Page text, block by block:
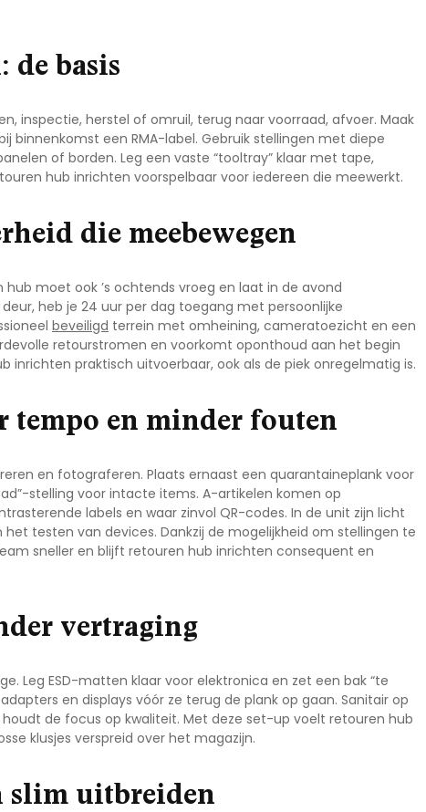
basis
inspectie, herstel of omruil, terug naar voorraad, afvoer. Maak
binnenkomst een RMA-label. Gebruik stellingen met diepe
of borden. Leg een vaste “tooltray” klaar met tape,
hub inrichten voorspelbaar voor iedereen die meewerkt.
die meebewegen
moet ook ’s ochtends vroeg en laat in de avond
heb je 24 uur per dag toegang met persoonlijke
beveiligd terrein met omheining, cameratoezicht en een
retourstromen en voorkomt oponthoud aan het begin
inrichten praktisch uitvoerbaar, ook als de piek onregelmatig is.
tempo en minder fouten
en fotograferen. Plaats ernaast een quarantaineplank voor
stelling voor intacte items. A-artikelen komen op
labels en waar zinvol QR-codes. In de unit zijn licht
testen van devices. Dankzij de mogelijkheid om stellingen te
sneller en blijft retouren hub inrichten consequent en
vertraging
Leg ESD-matten klaar voor elektronica en zet een bak “te
en displays vóór ze terug de plank op gaan. Sanitair op
de focus op kwaliteit. Met deze set-up voelt retouren hub
klusjes verspreid over het magazijn.
slim uitbreiden